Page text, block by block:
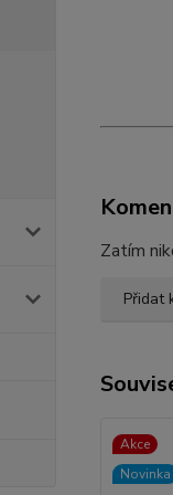
Zatím
Přidat
Akce
Novinka